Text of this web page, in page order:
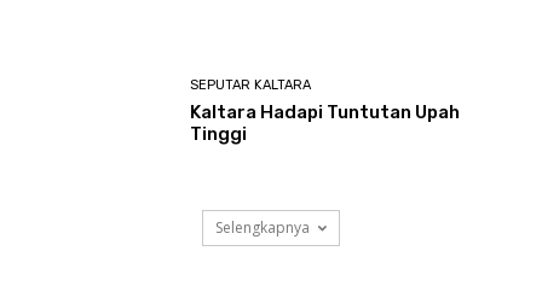
SEPUTAR KALTARA
Kaltara Hadapi Tuntutan Upah
Tinggi
Selengkapnya